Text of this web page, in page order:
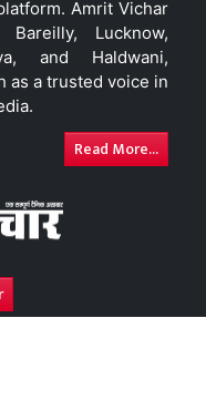
Amrit Vichar
Lucknow,
and Haldwani,
as a trusted voice in
Read More...